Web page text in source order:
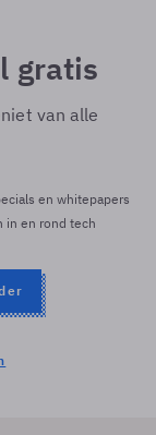
gratis
van alle
en whitepapers
in en rond tech